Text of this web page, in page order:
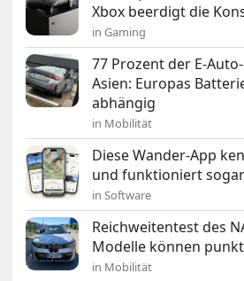
Xbox beerdigt die
in Gaming
77 Prozent der E-
Asien: Europas
abhängig
in Mobilität
Diese Wander-App
und funktioniert
in Software
Reichweitentest des
Modelle können
in Mobilität